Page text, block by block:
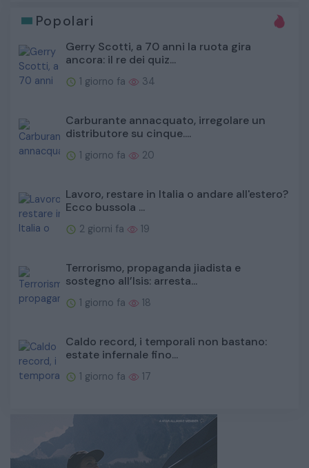
Popolari
Gerry Scotti, a 70 anni la ruota gira
ancora: il re dei quiz...
1 giorno fa 34
Carburante annacquato, irregolare un
distributore su cinque....
1 giorno fa 20
Lavoro, restare in Italia o andare all'estero?
Ecco bussola ...
2 giorni fa 19
Terrorismo, propaganda jiadista e
sostegno all’Isis: arresta...
1 giorno fa 18
Caldo record, i temporali non bastano:
estate infernale fino...
1 giorno fa 17